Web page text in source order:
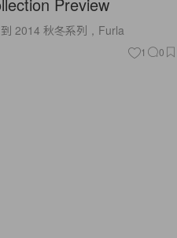
2014 秋冬系列，Furla
1 0